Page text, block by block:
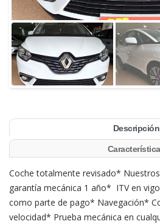
Descripción
Coche totalmente revisado*
garantía mecánica 1 año* ITV en
como parte de pago* Navegación*
velocidad* Prueba mecánica en